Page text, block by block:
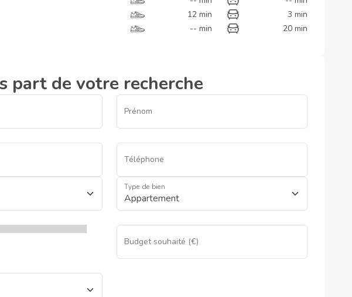
12 min
3 min
-- min 20 min
part de votre recherche
Prénom
Téléphone
Type de bien
Budget souhaité (€)